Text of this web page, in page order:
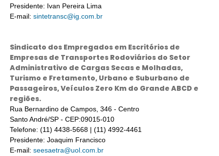
Presidente: Ivan Pereira Lima
E-mail: sintetransc@ig.com.br
Sindicato dos Empregados em Escritórios de
Empresas de Transportes Rodoviários do Setor
Administrativo de Cargas Secas e Molhadas,
Turismo e Fretamento, Urbano e Suburbano de
Passageiros, Veículos Zero Km do Grande ABCD e
regiões.
Rua Bernardino de Campos, 346 - Centro
Santo André/SP - CEP:09015-010
Telefone: (11) 4438-5668 | (11) 4992-4461
Presidente: Joaquim Francisco
E-mail: seesaetra@uol.com.br